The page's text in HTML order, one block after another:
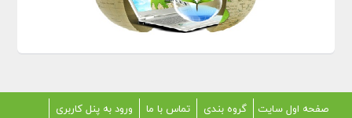
صفحه اول سایت گروه بندی تماس با ما
ورود به پنل کاربری